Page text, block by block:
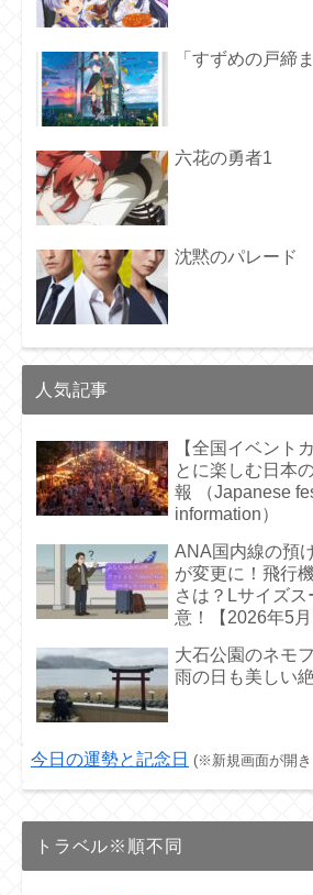
「すずめの戸締
六花の勇者1
沈黙のパレード
人気記事
【全国イベント
とに楽しむ日本
報 （Japanese
information）
ANA国内線の預
が変更に！飛行
さは？Lサイズ
意！【2026年5月
大石公園のネモ
雨の日も美しい
今日の運勢と記念日 (※新規画面が開
トラベル※順不同